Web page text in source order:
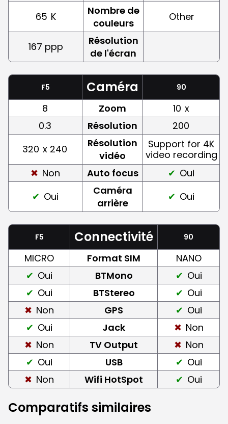
65 K
Nombre de
couleurs
Other
167 ppp
Résolution
de l'écran
F5 Caméra 90
8 Zoom 10 x
0.3
Résolution
200
320 x 240
Résolution
vidéo
Support for 4K
video recording
Non
Auto focus
Oui
Oui
Caméra
arrière
Oui
F5 Connectivité 90
MICRO Format SIM
NANO
Oui
BTMono
Oui
Oui
BTStereo
Oui
Non
GPS
Oui
Oui
Jack
Non
Non
TV Output
Non
Oui
USB
Oui
Non
Wifi HotSpot Oui
Comparatifs similaires